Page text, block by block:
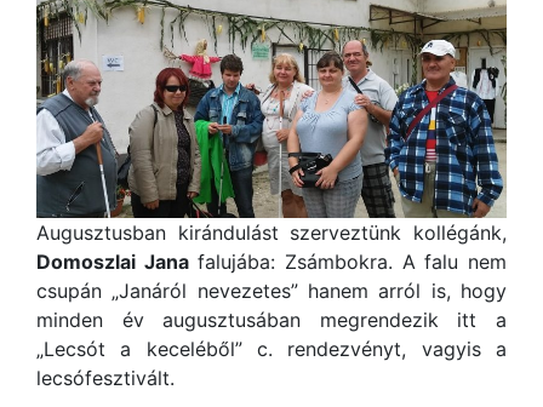
Augusztusban kirándulást szerveztünk kollégánk,
Domoszlai Janafalujába: Zsámbokra. A falu nem
csupán „Janáról nevezetes” hanem arról is, hogy
minden év augusztusában megrendezik itt a
„Lecsót a keceléből” c. rendezvényt, vagyis a
lecsófesztivált.